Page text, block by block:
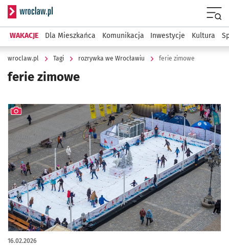
Serwis informacyjny wroclaw.pl
WAKACJE Dla Mieszkańca Komunikacja Inwestycje Kultura
wroclaw.pl Tagi rozrywka we Wrocławiu ferie zimowe
ferie zimowe
16.02.2026
artykuł z galerią zdjęć